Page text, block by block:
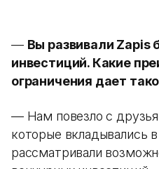
— Вы развивали Zapis
инвестиций. Какие
ограничения дает
— Нам повезло с
которые вкладывались
рассматривали